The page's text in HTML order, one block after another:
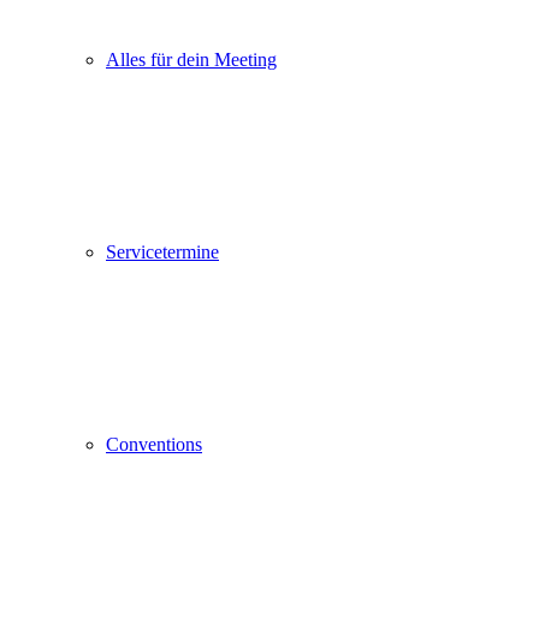
Alles für dein Meeting
Servicetermine
Conventions